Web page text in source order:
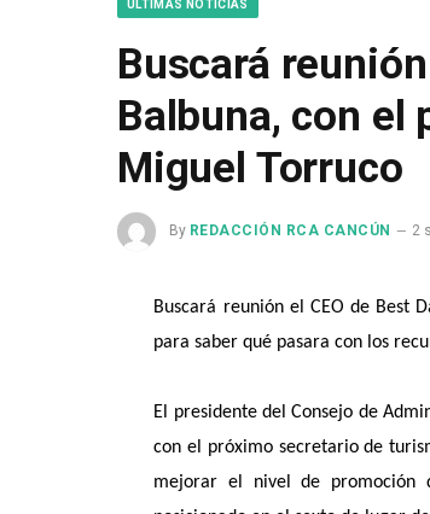
ULTIMAS NOTICIAS
Buscará
Balbuna, con el
Miguel Torruco
By REDACCIÓN RCA CANCÚN 2
Buscará reunión el CEO de Best
para saber qué pasara con los
El presidente del Consejo de
con el próximo secretario de
mejorar el nivel de promoción